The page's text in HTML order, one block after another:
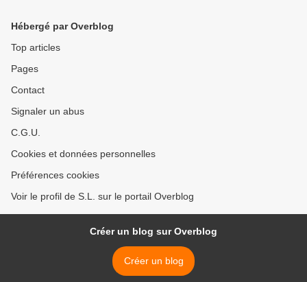
Hébergé par Overblog
Top articles
Pages
Contact
Signaler un abus
C.G.U.
Cookies et données personnelles
Préférences cookies
Voir le profil de S.L. sur le portail Overblog
Créer un blog sur Overblog
Créer un blog